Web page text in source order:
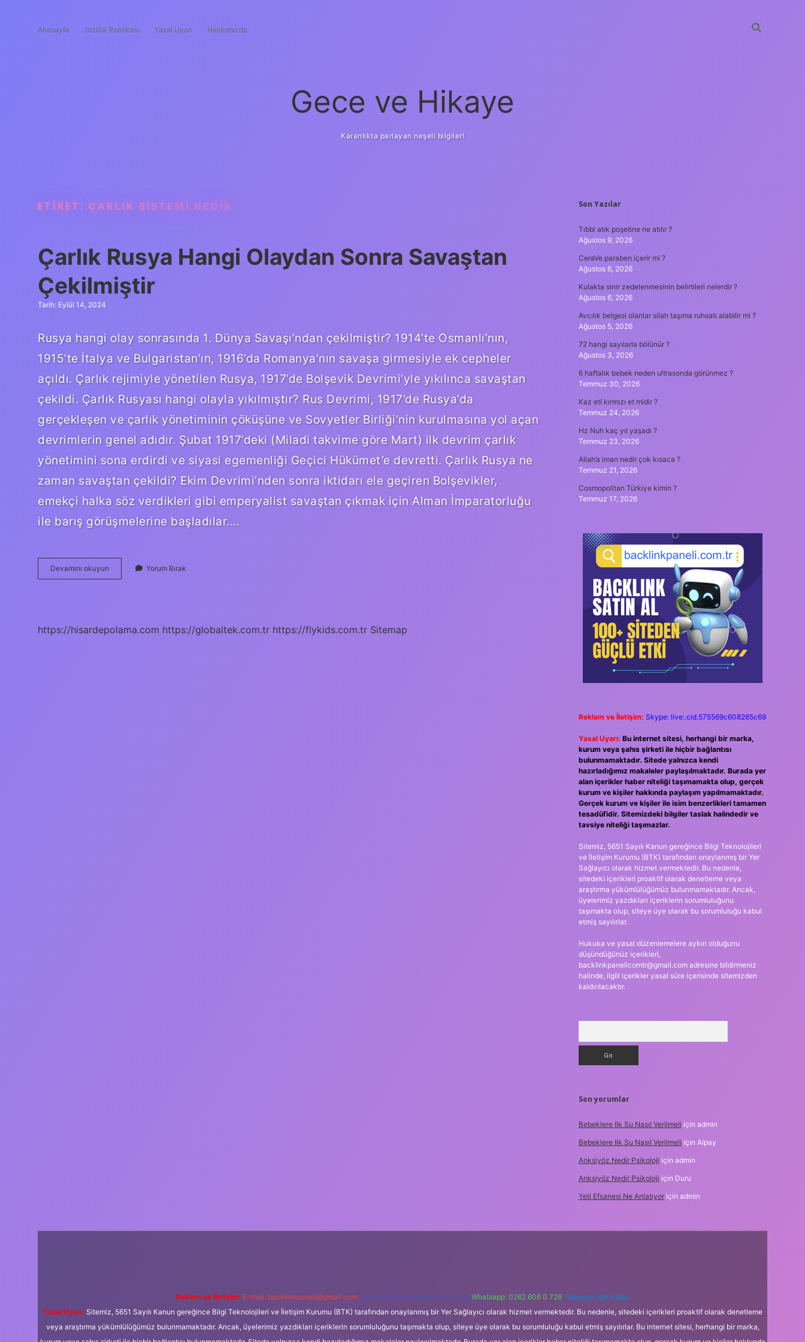
Anasayfa Gizlilik Politikası Yasal Uyarı Hakkımızda
Gece ve Hikaye
Karanlıkta parlayan neşeli bilgiler!
ETIKET: ÇARLIK SISTEMI NEDIR
Çarlık Rusya Hangi Olaydan Sonra Savaştan
Çekilmiştir
Tarih: Eylül 14, 2024
Rusya hangi olay sonrasında 1. Dünya Savaşı’ndan çekilmiştir? 1914’te Osmanlı’nın,
1915’te İtalya ve Bulgaristan’ın, 1916’da Romanya’nın savaşa girmesiyle ek cepheler
açıldı. Çarlık rejimiyle yönetilen Rusya, 1917’de Bolşevik Devrimi’yle yıkılınca savaştan
çekildi. Çarlık Rusyası hangi olayla yıkılmıştır? Rus Devrimi, 1917’de Rusya’da
gerçekleşen ve çarlık yönetiminin çöküşüne ve Sovyetler Birliği’nin kurulmasına yol açan
devrimlerin genel adıdır. Şubat 1917’deki (Miladi takvime göre Mart) ilk devrim çarlık
yönetimini sona erdirdi ve siyasi egemenliği Geçici Hükümet’e devretti. Çarlık Rusya ne
zaman savaştan çekildi? Ekim Devrimi’nden sonra iktidarı ele geçiren Bolşevikler,
emekçi halka söz verdikleri gibi emperyalist savaştan çıkmak için Alman İmparatorluğu
ile barış görüşmelerine başladılar.…
Devamını okuyun
Rusya
Çekilmiştir
Yorum Bırak
https://hisardepolama.com https://globaltek.com.tr https://flykids.com.tr Sitemap
SIDEBAR
Son Yazılar
Tıbbi atık poşetine ne atılır ?
Ağustos 9, 2026
CeraVe paraben içerir mi ?
Ağustos 6, 2026
Kulakta sinir zedelenmesinin belirtileri nelerdir ?
Ağustos 6, 2026
Avcılık belgesi olanlar silah taşıma ruhsatı alabilir mi ?
Ağustos 5, 2026
72 hangi sayılarla bölünür ?
Ağustos 3, 2026
6 haftalık bebek neden ultrasonda görünmez ?
Temmuz 30, 2026
Kaz eti kırmızı et midir ?
Temmuz 24, 2026
Hz Nuh kaç yıl yaşadı ?
Temmuz 23, 2026
Allah’a iman nedir çok kısaca ?
Temmuz 21, 2026
Cosmopolitan Türkiye kimin ?
Temmuz 17, 2026
Reklam ve İletişim: Skype: live:.cid.575569c608265c69
Yasal Uyarı: Bu internet sitesi, herhangi bir marka,
kurum veya şahıs şirketi ile hiçbir bağlantısı
bulunmamaktadır. Sitede yalnızca kendi
hazırladığımız makaleler paylaşılmaktadır. Burada yer
alan içerikler haber niteliği taşımamakta olup, gerçek
kurum ve kişiler hakkında paylaşım yapılmamaktadır.
Gerçek kurum ve kişiler ile isim benzerlikleri tamamen
tesadüfidir. Sitemizdeki bilgiler taslak halindedir ve
tavsiye niteliği taşımazlar.
Sitemiz, 5651 Sayılı Kanun gereğince Bilgi Teknolojileri
ve İletişim Kurumu (BTK) tarafından onaylanmış bir Yer
Sağlayıcı olarak hizmet vermektedir. Bu nedenle,
sitedeki içerikleri proaktif olarak denetleme veya
araştırma yükümlülüğümüz bulunmamaktadır. Ancak,
üyelerimiz yazdıkları içeriklerin sorumluluğunu
taşımakta olup, siteye üye olarak bu sorumluluğu kabul
etmiş sayılırlar.
Hukuka ve yasal düzenlemelere aykırı olduğunu
düşündüğünüz içerikleri,
backlinkpanelicomtr@gmail.comadresine bildirmeniz
halinde, ilgili içerikler yasal süre içerisinde sitemizden
kaldırılacaktır.
Son yorumlar
Bebeklere Ilk Su Nasıl Verilmeli için admin
Bebeklere Ilk Su Nasıl Verilmeli için Alpay
Anksiyöz Nedir Psikoloji için admin
Anksiyöz Nedir Psikoloji için Duru
Yeti Efsanesi Ne Anlatıyoriçin admin
Reklam ve İletişim: E-mail: backlinkpaneli@gmail.com Teams: forumhizmeti@gmail.com Whatsapp: 0262 606 0 726 Telegram: @karabul
Yasal Uyarı: Sitemiz, 5651 Sayılı Kanun gereğince Bilgi Teknolojileri ve İletişim Kurumu (BTK) tarafından onaylanmış bir Yer Sağlayıcı olarak hizmet vermektedir. Bu nedenle, sitedeki içerikleri proaktif olarak denetleme
veya araştırma yükümlülüğümüz bulunmamaktadır. Ancak, üyelerimiz yazdıkları içeriklerin sorumluluğunu taşımakta olup, siteye üye olarak bu sorumluluğu kabul etmiş sayılırlar. Bu internet sitesi, herhangi bir marka,